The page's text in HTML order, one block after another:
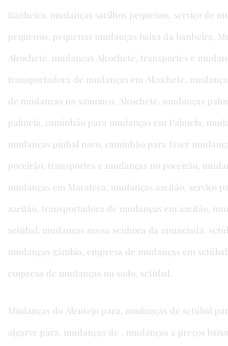
Banheira, mudanças sarilhos pequenos, serviço de
pequenos, pequenas mudanças baixa da banheira,
Alcochete, mudanças Alcochete, transportes e
transportadora de mudanças em Alcochete,
de mudanças no samouco, Alcochete, mudanças
palmela, caminhão para mudanças em Palmela,
mudanças pinhal novo, caminhão para fazer
poceirão, transportes e mudanças no poceirão,
mudanças em Marateca, mudanças azeitão, serviço
azeitão, transportadora de mudanças em azeitão,
setúbal, mudanças nossa senhora da anunciada,
mudanças gâmbia, empresa de mudanças em
empresa de mudanças no sado, setúbal.
Mudanças do Alentejo para, mudanças de setúbal
algarve para, mudanças de , mudanças a preços